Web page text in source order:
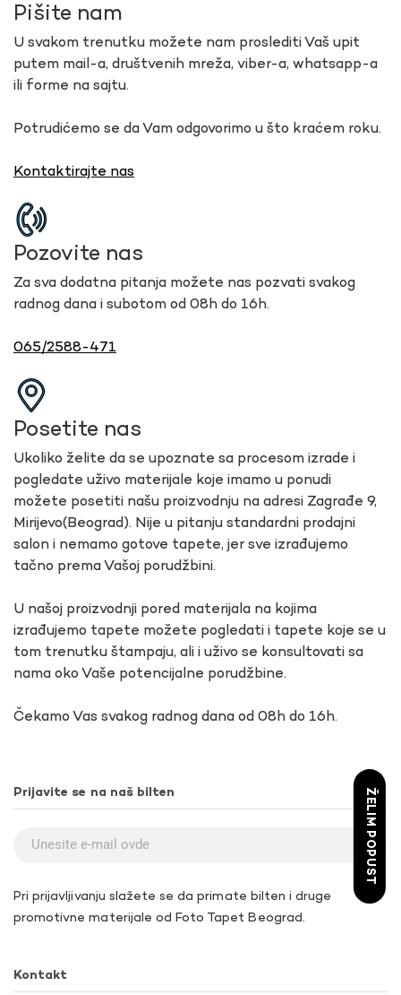
Pišite nam
U svakom trenutku možete nam proslediti Vaš upit
putem mail-a, društvenih mreža, viber-a, whatsapp-a
ili forme na sajtu.
Potrudićemo se da Vam odgovorimo u što kraćem roku.
Kontaktirajte nas
Pozovite nas
Za sva dodatna pitanja možete nas pozvati svakog
radnog dana i subotom od 08h do 16h.
065/2588-471
Posetite nas
Ukoliko želite da se upoznate sa procesom izrade i
pogledate uživo materijale koje imamo u ponudi
možete posetiti našu proizvodnju na adresi Zagrađe 9,
Mirijevo(Beograd). Nije u pitanju standardni prodajni
salon i nemamo gotove tapete, jer sve izrađujemo
tačno prema Vašoj porudžbini.
U našoj proizvodnji pored materijala na kojima
izrađujemo tapete možete pogledati i tapete koje se u
tom trenutku štampaju, ali i uživo se konsultovati sa
nama oko Vaše potencijalne porudžbine.
Čekamo Vas svakog radnog dana od 08h do 16h.
Prijavite se na naš bilten
Pri prijavljivanju slažete se da primate bilten i druge
promotivne materijale od Foto Tapet Beograd.
Kontakt
ŽELIM POPUST